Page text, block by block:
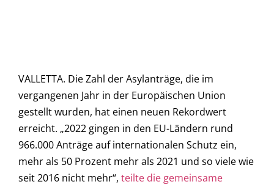
VALLETTA. Die Zahl der Asylanträge, die im
vergangenen Jahr in der Europäischen Union
gestellt wurden, hat einen neuen Rekordwert
erreicht. „2022 gingen in den EU-Ländern rund
966.000 Anträge auf internationalen Schutz ein,
mehr als 50 Prozent mehr als 2021 und so viele wie
seit 2016 nicht mehr“, teilte die gemeinsame